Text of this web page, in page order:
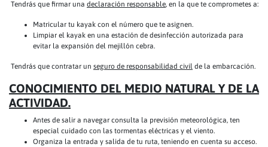
Tendrás que firmar una declaración responsable, en la que te comprometes a:
Matricular tu kayak con el número que te asignen.
Limpiar el kayak en una estación de desinfección autorizada para
evitar la expansión del mejillón cebra.
Tendrás que contratar un seguro de responsabilidad civil de la embarcación.
CONOCIMIENTO DEL MEDIO NATURAL Y DE LA
ACTIVIDAD.
Antes de salir a navegar consulta la previsión meteorológica, ten
especial cuidado con las tormentas eléctricas y el viento.
Organiza la entrada y salida de tu ruta, teniendo en cuenta su acceso.